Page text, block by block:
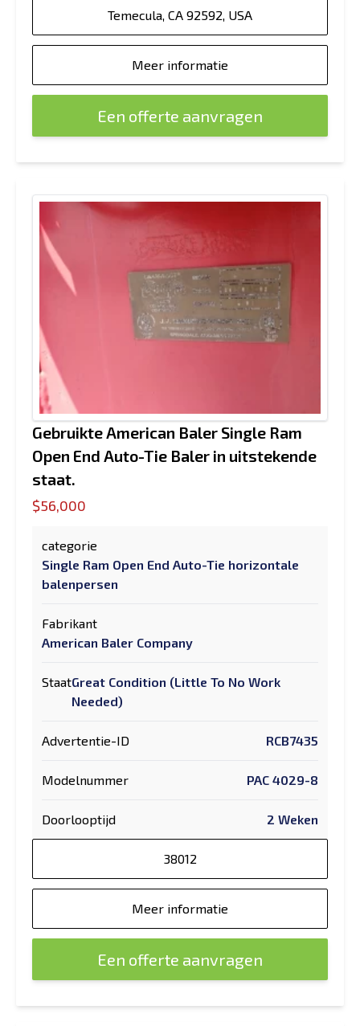
Temecula, CA 92592, USA
Meer informatie
Een offerte aanvragen
Gebruikte American Baler Single Ram
Open End Auto-Tie Baler in uitstekende
staat.
$56,000
categorie
Single Ram Open End Auto-Tie horizontale
balenpersen
Fabrikant
American Baler Company
StaatGreat Condition (Little To No Work
Needed)
Advertentie-ID RCB7435
Modelnummer PAC 4029-8
Doorlooptijd 2 Weken
38012
Meer informatie
Een offerte aanvragen